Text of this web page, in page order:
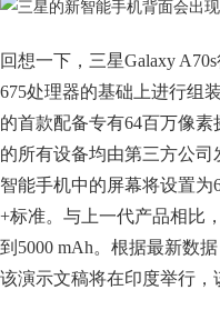
回想一下，三星Galaxy
675处理器的基础上进行组
的首款配备专有64百万像
的所有设备均由第三方公司
智能手机中的屏幕将设置
+标准。与上一代产品相比
到5000 mAh。根据最新数
该演示文稿将在印度举行，